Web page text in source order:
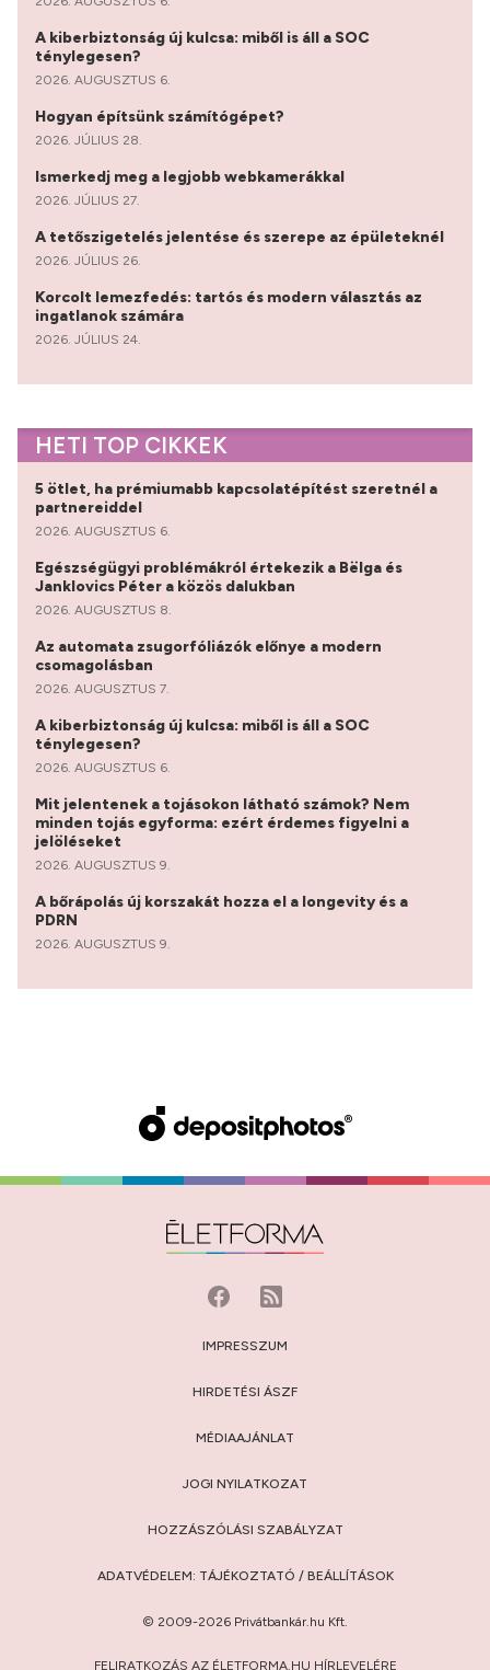
A kiberbiztonság új kulcsa: miből is áll a SOC
ténylegesen?
2026. AUGUSZTUS 6.
Hogyan építsünk számítógépet?
2026. JÚLIUS 28.
Ismerkedj meg a legjobb webkamerákkal
2026. JÚLIUS 27.
A tetőszigetelés jelentése és szerepe az épületeknél
2026. JÚLIUS 26.
Korcolt lemezfedés: tartós és modern választás az
ingatlanok számára
2026. JÚLIUS 24.
HETI TOP CIKKEK
5 ötlet, ha prémiumabb kapcsolatépítést szeretnél a
partnereiddel
2026. AUGUSZTUS 6.
Egészségügyi problémákról értekezik a Bëlga és
Janklovics Péter a közös dalukban
2026. AUGUSZTUS 8.
Az automata zsugorfóliázók előnye a modern
csomagolásban
2026. AUGUSZTUS 7.
A kiberbiztonság új kulcsa: miből is áll a SOC
ténylegesen?
2026. AUGUSZTUS 6.
Mit jelentenek a tojásokon látható számok? Nem
minden tojás egyforma: ezért érdemes figyelni a
jelöléseket
2026. AUGUSZTUS 9.
A bőrápolás új korszakát hozza el a longevity és a
PDRN
2026. AUGUSZTUS 9.
IMPRESSZUM
HIRDETÉSI ÁSZF
MÉDIAAJÁNLAT
JOGI NYILATKOZAT
HOZZÁSZÓLÁSI SZABÁLYZAT
ADATVÉDELEM: TÁJÉKOZTATÓ / BEÁLLÍTÁSOK
© 2009-2026 Privátbankár.hu Kft.
FELIRATKOZÁS AZ ÉLETFORMA.HU HÍRLEVELÉRE